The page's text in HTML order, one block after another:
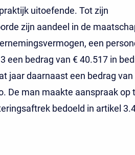
uitoefende. Tot zijn
zijn aandeel in de
een
een bedrag van € 40.517 in
jaar daarnaast een bedrag van
De man maakte aanspraak op
bedoeld in artikel